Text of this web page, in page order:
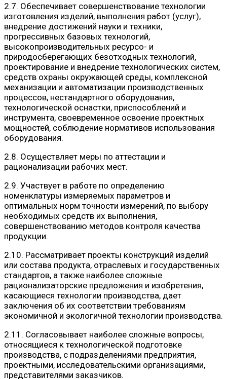
2.7. Обеспечивает совершенствование технологии
изготовления изделий, выполнения работ (услуг),
внедрение достижений науки и техники,
прогрессивных базовых технологий,
высокопроизводительных ресурсо- и
природосберегающих безотходных технологий,
проектирование и внедрение технологических систем,
средств охраны окружающей среды, комплексной
механизации и автоматизации производственных
процессов, нестандартного оборудования,
технологической оснастки, приспособлений и
инструмента, своевременное освоение проектных
мощностей, соблюдение нормативов использования
оборудования.
2.8. Осуществляет меры по аттестации и
рационализации рабочих мест.
2.9. Участвует в работе по определению
номенклатуры измеряемых параметров и
оптимальных норм точности измерений, по выбору
необходимых средств их выполнения,
совершенствованию методов контроля качества
продукции.
2.10. Рассматривает проекты конструкций изделий
или состава продукта, отраслевых и государственных
стандартов, а также наиболее сложные
рационализаторские предложения и изобретения,
касающиеся технологии производства, дает
заключения об их соответствии требованиям
экономичной и экологичной технологии производства.
2.11. Согласовывает наиболее сложные вопросы,
относящиеся к технологической подготовке
производства, с подразделениями предприятия,
проектными, исследовательскими организациями,
представителями заказчиков.